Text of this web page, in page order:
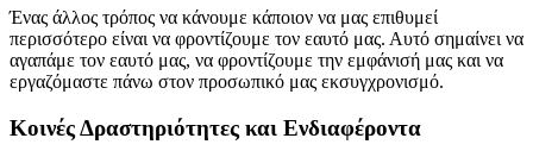
Ένας άλλος τρόπος να κάνουμε κάποιον να μας επιθυμεί
περισσότερο είναι να φροντίζουμε τον εαυτό μας. Αυτό σημαίνει να
αγαπάμε τον εαυτό μας, να φροντίζουμε την εμφάνισή μας και να
εργαζόμαστε πάνω στον προσωπικό μας εκσυγχρονισμό.
Κοινές Δραστηριότητες και Ενδιαφέροντα